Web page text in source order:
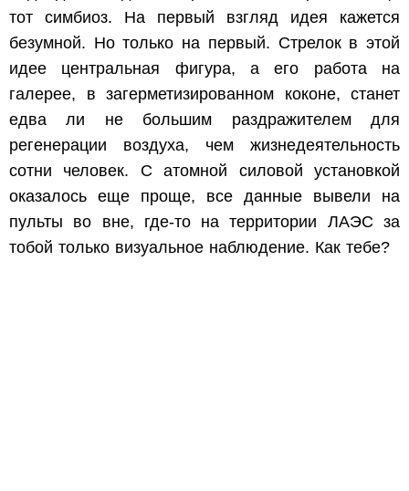
тот симбиоз. На первый взгляд идея кажется
безумной. Но только на первый. Стрелок в этой
идее центральная фигура, а его работа на
галерее, в загерметизированном коконе, станет
едва ли не большим раздражителем для
регенерации воздуха, чем жизнедеятельность
сотни человек. С атомной силовой установкой
оказалось еще проще, все данные вывели на
пульты во вне, где-то на территории ЛАЭС за
тобой только визуальное наблюдение. Как тебе?